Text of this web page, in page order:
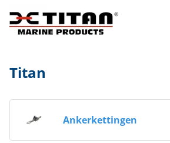
Titan
Ankerkettingen